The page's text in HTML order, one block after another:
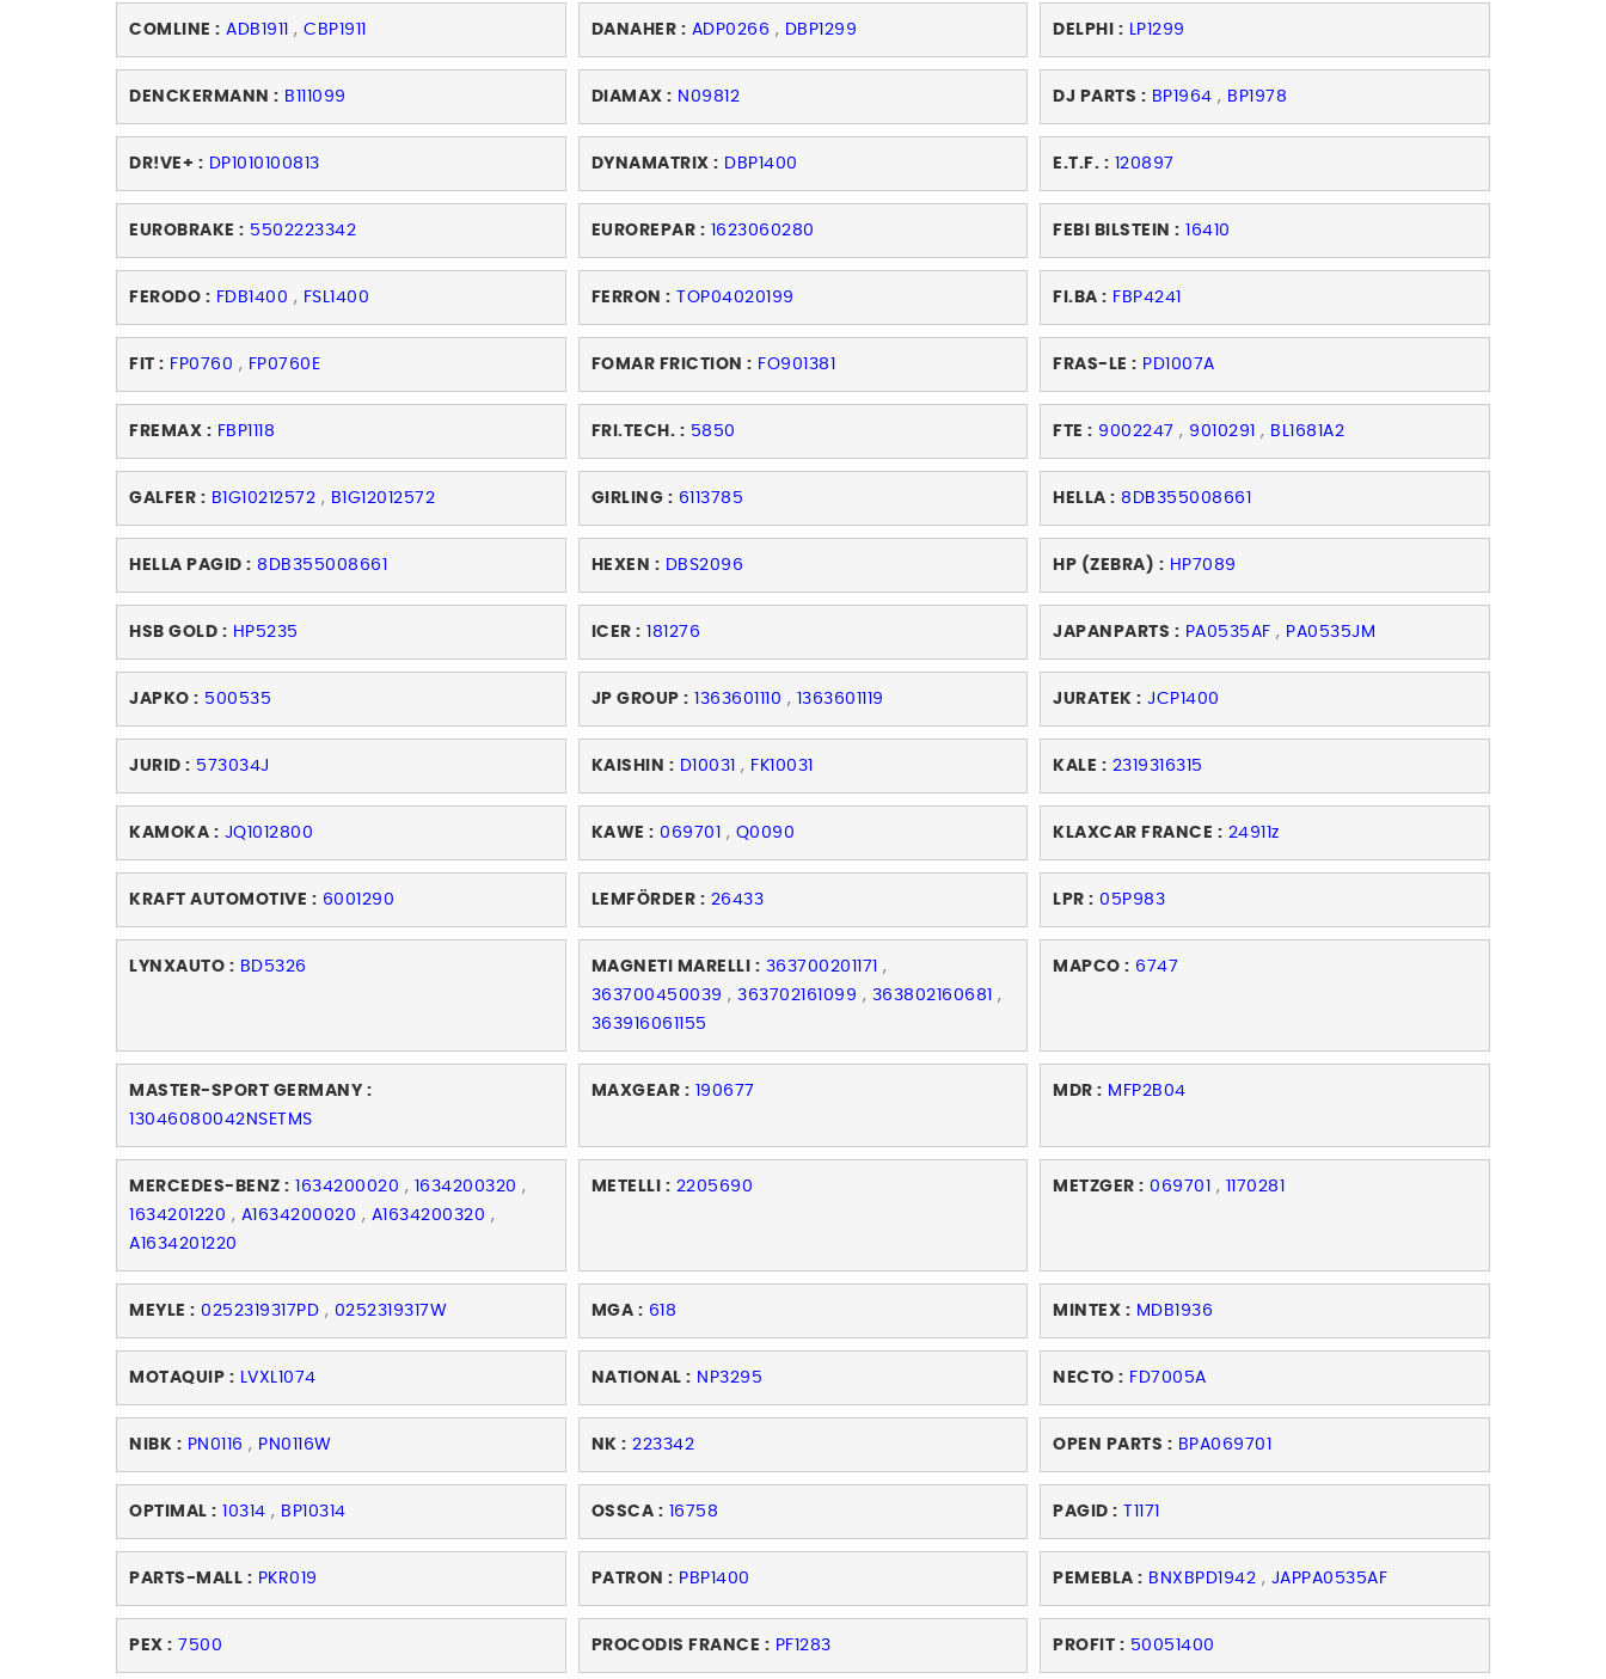
COMLINE : ADB1911 , CBP1911 DANAHER : ADP0266 , DBP1299 DELPHI : LP1299
DENCKERMANN : B111099 DIAMAX : N09812 DJ PARTS : BP1964 , BP1978
DR!VE+ : DP1010100813 DYNAMATRIX : DBP1400 E.T.F. : 120897
EUROBRAKE : 5502223342 EUROREPAR : 1623060280 FEBI BILSTEIN : 16410
FERODO : FDB1400 , FSL1400 FERRON : TOP04020199 FI.BA : FBP4241
FIT : FP0760 , FP0760E FOMAR FRICTION : FO901381 FRAS-LE : PD1007A
FREMAX : FBP1118 FRI.TECH. : 5850 FTE : 9002247 , 9010291 , BL1681A2
GALFER : B1G10212572 , B1G12012572 GIRLING : 6113785 HELLA : 8DB355008661
HELLA PAGID : 8DB355008661 HEXEN : DBS2096 HP (ZEBRA) : HP7089
HSB GOLD : HP5235 ICER : 181276 JAPANPARTS : PA0535AF , PA0535JM
JAPKO : 500535 JP GROUP : 1363601110 , 1363601119 JURATEK : JCP1400
JURID : 573034J KAISHIN : D10031 , FK10031 KALE : 2319316315
KAMOKA : JQ1012800 KAWE : 069701 , Q0090 KLAXCAR FRANCE : 24911z
KRAFT AUTOMOTIVE : 6001290 LEMFÖRDER : 26433 LPR : 05P983
LYNXAUTO : BD5326 MAGNETI MARELLI : 363700201171 ,
363700450039 ,363702161099 , 363802160681 ,
363916061155
MAPCO : 6747
MASTER-SPORT GERMANY :
13046080042NSETMS
MAXGEAR : 190677 MDR : MFP2B04
MERCEDES-BENZ : 1634200020 , 1634200320 ,
1634201220 , A1634200020 , A1634200320 ,
A1634201220
METELLI : 2205690 METZGER : 069701 , 1170281
MEYLE : 0252319317PD , 0252319317W MGA : 618 MINTEX : MDB1936
MOTAQUIP : LVXL1074 NATIONAL : NP3295 NECTO : FD7005A
NIBK : PN0116 , PN0116W NK : 223342 OPEN PARTS : BPA069701
OPTIMAL : 10314 , BP10314 OSSCA : 16758 PAGID : T1171
PARTS-MALL : PKR019 PATRON : PBP1400 PEMEBLA : BNXBPD1942 , JAPPA0535AF
PEX : 7500 PROCODIS FRANCE : PF1283 PROFIT : 50051400